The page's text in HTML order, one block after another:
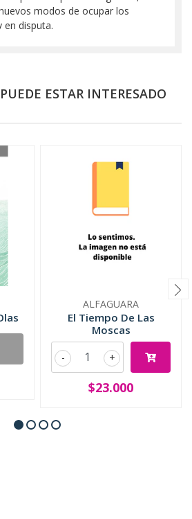
modos de ocupar los
en disputa.
ESTAR INTERESADO
ALFAGUARA
El Tiempo De Las
Moscas
+
-
$23.000